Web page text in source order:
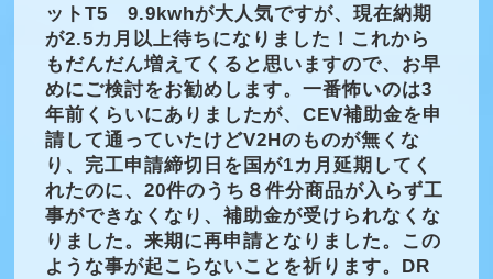
ットT5 9.9kwhが大人気ですが、現在納期
が2.5カ月以上待ちになりました！これから
もだんだん増えてくると思いますので、お早
めにご検討をお勧めします。一番怖いのは3
年前くらいにありましたが、CEV補助金を申
請して通っていたけどV2Hのものが無くな
り、完工申請締切日を国が1カ月延期してく
れたのに、20件のうち８件分商品が入らず工
事ができなくなり、補助金が受けられなくな
りました。来期に再申請となりました。この
ような事が起こらないことを祈ります。DR